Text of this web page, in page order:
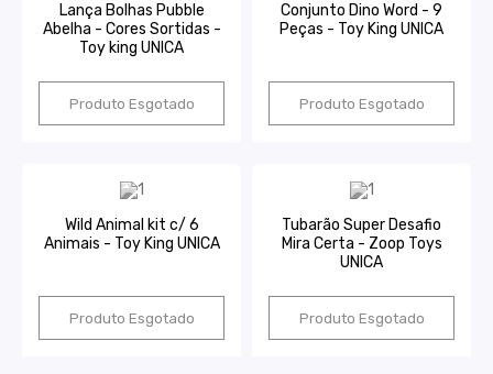
Lança Bolhas Pubble
Abelha - Cores Sortidas -
Toy king UNICA
Produto Esgotado
Conjunto Dino Word - 9
Peças - Toy King UNICA
Produto Esgotado
Wild Animal kit c/ 6
Animais - Toy King UNICA
Produto Esgotado
Tubarão Super Desafio
Mira Certa - Zoop Toys
UNICA
Produto Esgotado